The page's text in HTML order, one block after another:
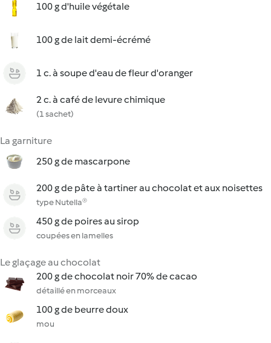
100 g d'huile végétale
100 g de lait demi-écrémé
1 c. à soupe d'eau de fleur d'oranger
2 c. à café de levure chimique
(1 sachet)
La garniture
250 g de mascarpone
200 g de pâte à tartiner au chocolat et aux noisettes
type Nutella®
450 g de poires au sirop
coupées en lamelles
Le glaçage au chocolat
200 g de chocolat noir 70% de cacao
détaillé en morceaux
100 g de beurre doux
mou